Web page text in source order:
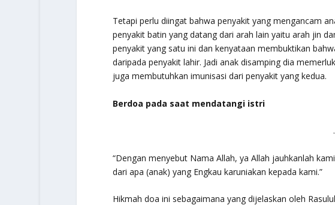
Tetapi perlu diingat bahwa penyakit yang mengancam
penyakit batin yang datang dari arah lain yaitu arah jin
penyakit yang satu ini dan kenyataan membuktikan
daripada penyakit lahir. Jadi anak disamping dia
juga membutuhkan imunisasi dari penyakit yang kedua.
Berdoa pada saat mendatangi istri
“Dengan menyebut Nama Allah, ya Allah jauhkanlah
dari apa (anak) yang Engkau karuniakan kepada kami.”
Hikmah doa ini sebagaimana yang dijelaskan oleh